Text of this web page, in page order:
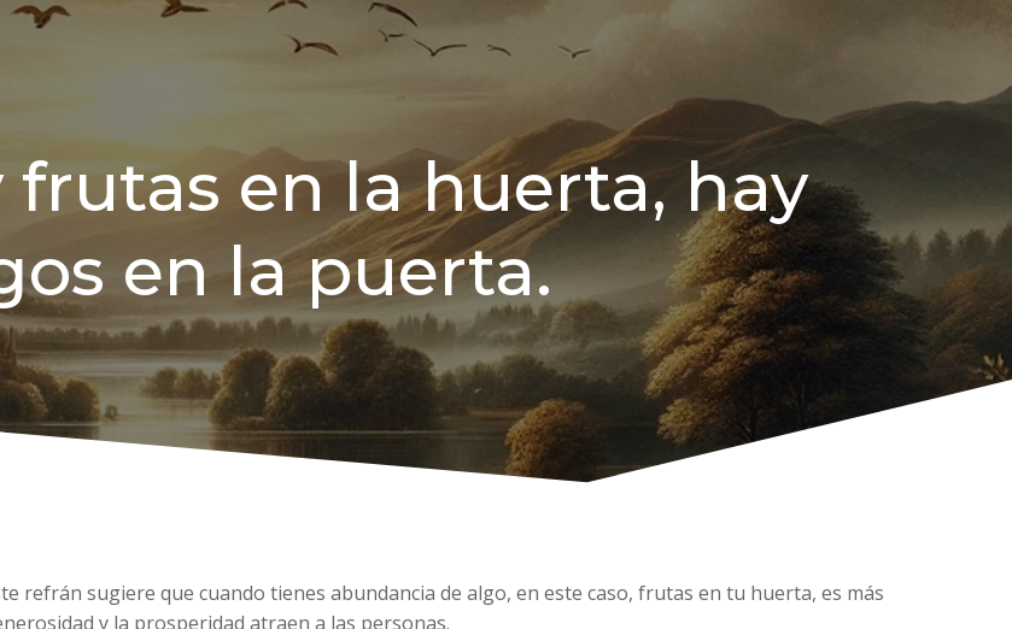
frutas en la huerta, hay
en la puerta.
refrán sugiere que cuando tienes abundancia de algo, en este caso, frutas en tu huerta, es más
y la prosperidad atraen a las personas.